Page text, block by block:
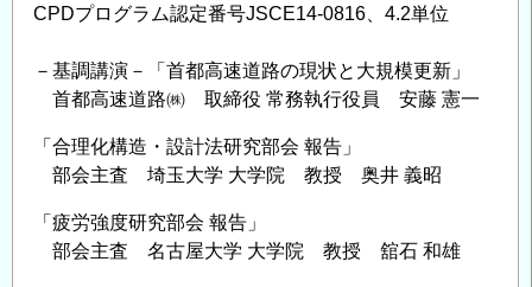
CPDプログラム認定番号JSCE14-0816、4.2単位
－基調講演－「首都高速道路の現状と大規模更新」
首都高速道路㈱ 取締役 常務執行役員 安藤 憲一
「合理化構造・設計法研究部会 報告」
部会主査 埼玉大学 大学院 教授 奥井 義昭
「疲労強度研究部会 報告」
部会主査 名古屋大学 大学院 教授 舘石 和雄